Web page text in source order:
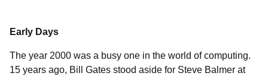
Early Days
The year 2000 was a busy one in the world of computing.
15 years ago, Bill Gates stood aside for Steve Balmer at